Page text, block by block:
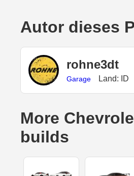
Autor dieses
rohne3dt
Garage Land: ID
More
builds